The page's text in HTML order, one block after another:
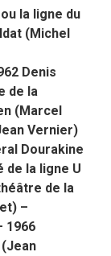
la ligne du
(Michel
Denis
de la
(Marcel
Vernier)
Dourakine
de la ligne U
de la
–
1966